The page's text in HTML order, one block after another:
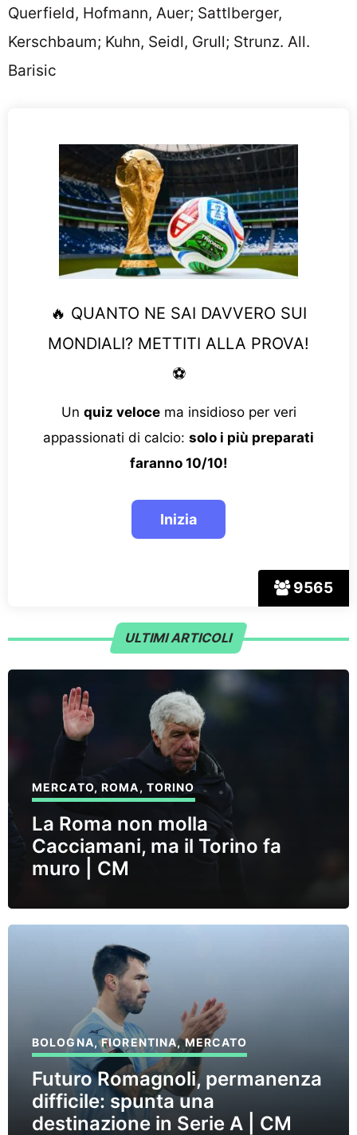
Querfield, Hofmann, Auer; Sattlberger,
Kerschbaum; Kuhn, Seidl, Grull; Strunz. All.
Barisic
9565
🔥 QUANTO NE SAI DAVVERO SUI
MONDIALI? METTITI ALLA PROVA!
⚽
Un quiz velocema insidioso per veri
appassionati di calcio: solo i più preparati
faranno 10/10!
ULTIMI ARTICOLI
MERCATO,ROMA, TORINO
La Roma non molla
Cacciamani, ma il Torino fa
muro | CM
BOLOGNA,FIORENTINA,MERCATO
Futuro Romagnoli, permanenza
difficile: spunta una
destinazione in Serie A | CM